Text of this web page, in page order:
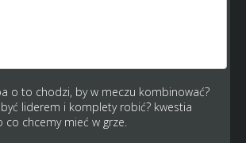
o to chodzi, by w meczu kombinować?
liderem i komplety robić? kwestia
chcemy mieć w grze.